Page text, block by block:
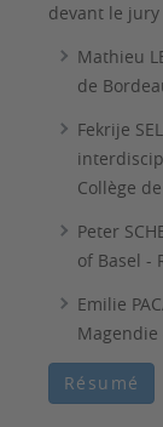
devant le
Mathieu
de
Fekrije
Collège
Peter
of Basel -
Emilie
Magendie
Résumé